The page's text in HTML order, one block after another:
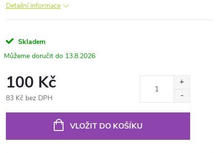
Detailní informace
Skladem
13.8.2026
100 Kč
83 Kč bez DPH
VLOŽIT DO KOŠÍKU